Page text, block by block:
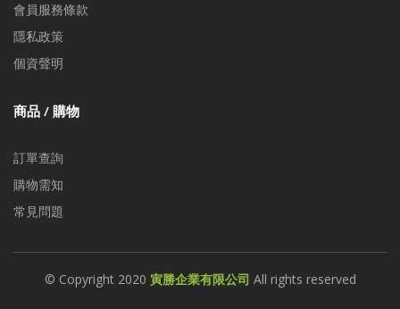
會員服務條款
隱私政策
個資聲明
商品 / 購物
訂單查詢
購物需知
常見問題
© Copyright 2020 寅勝企業有限公司 All rights reserved